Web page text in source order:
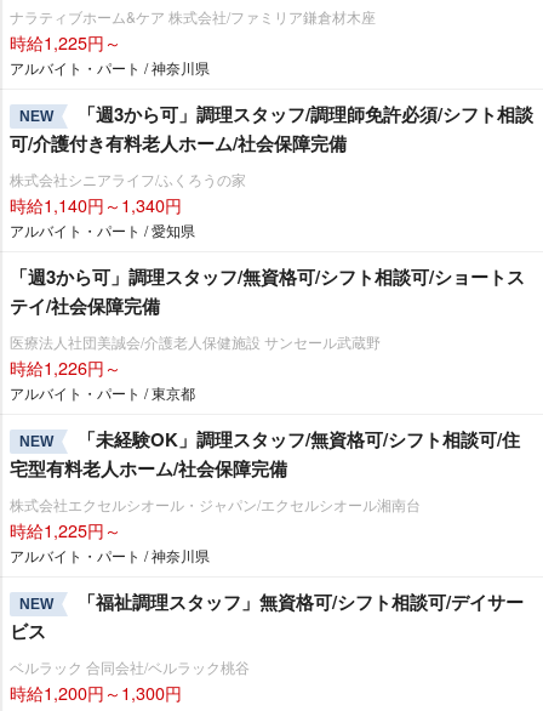
ナラティブホーム&ケア 株式会社/ファミリア鎌倉材木座
時給1,225円～
アルバイト・パート / 神奈川県
NEW
「週3から可」調理スタッフ/調理師免許必須/シフト相談
可/介護付き有料老人ホーム/社会保障完備
株式会社シニアライフ/ふくろうの家
時給1,140円～1,340円
アルバイト・パート / 愛知県
「週3から可」調理スタッフ/無資格可/シフト相談可/ショートス
テイ/社会保障完備
医療法人社団美誠会/介護老人保健施設 サンセール武蔵野
時給1,226円～
アルバイト・パート / 東京都
NEW
「未経験OK」調理スタッフ/無資格可/シフト相談可/住
宅型有料老人ホーム/社会保障完備
株式会社エクセルシオール・ジャパン/エクセルシオール湘南台
時給1,225円～
アルバイト・パート / 神奈川県
NEW
「福祉調理スタッフ」無資格可/シフト相談可/デイサー
ビス
ベルラック 合同会社/ベルラック桃谷
時給1,200円～1,300円